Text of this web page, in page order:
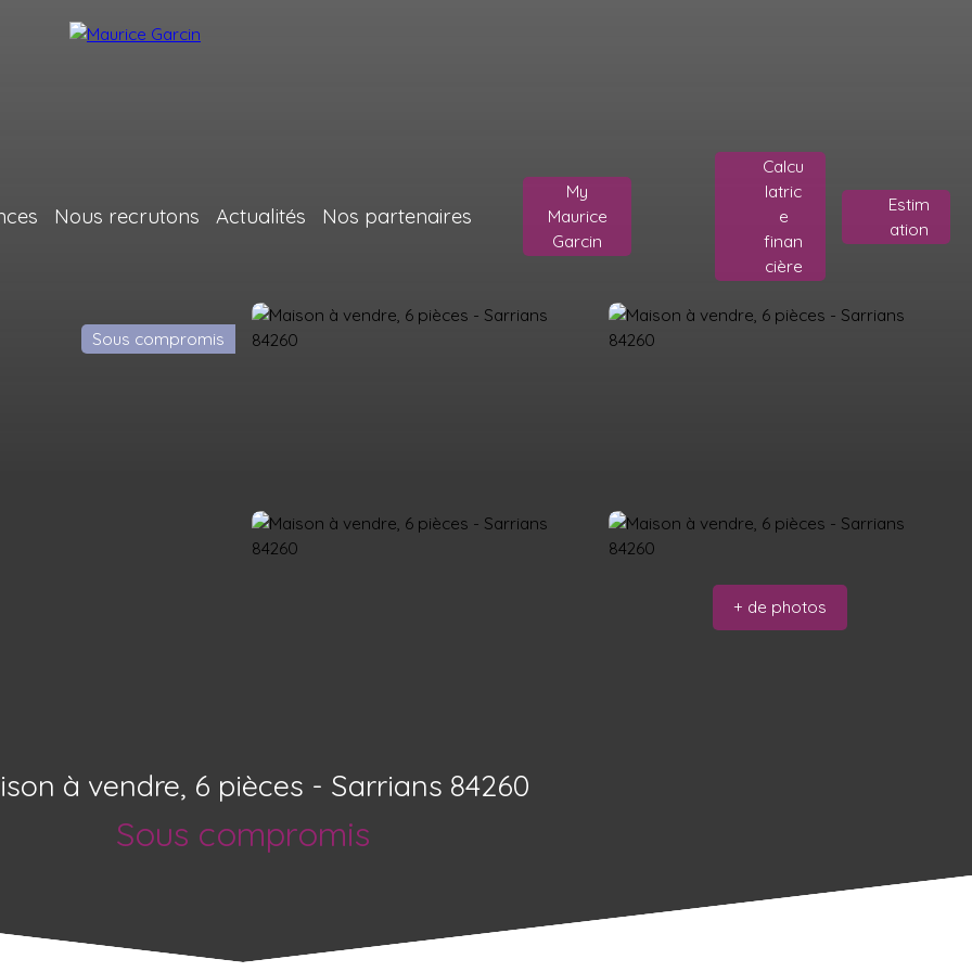
Nous recrutons Actualités Nos partenaires
My
Maurice
Garcin
Calcu
latric
e
finan
cière
Estim
ation
Sous compromis
+ de photos
à vendre, 6 pièces - Sarrians 84260
Sous compromis